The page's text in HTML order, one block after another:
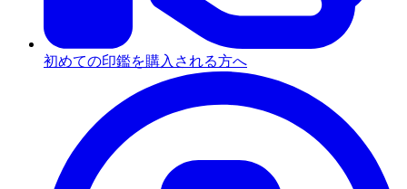
初めての印鑑を購入される方へ